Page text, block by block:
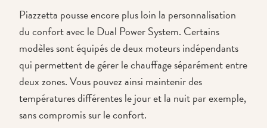
Piazzetta pousse encore plus loin la personnalisation
du confort avec le Dual Power System. Certains
modèles sont équipés de deux moteurs indépendants
qui permettent de gérer le chauffage séparément entre
deux zones. Vous pouvez ainsi maintenir des
températures différentes le jour et la nuit par exemple,
sans compromis sur le confort.